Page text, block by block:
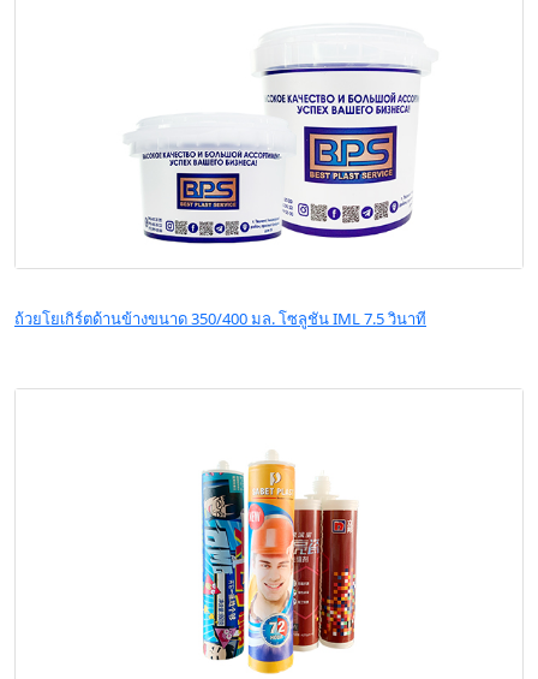
ถ้วยโยเกิร์ตด้านข้างขนาด 350/400 มล. โซลูชัน IML 7.5 วินาที